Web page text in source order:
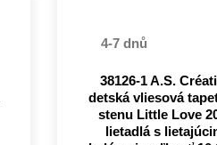
4-7 dnů
38126-1 A.S.
detská vliesová
stenu Little Love
lietadlá s